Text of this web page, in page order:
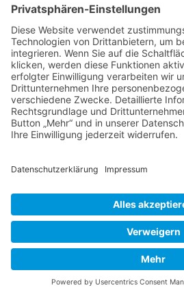
DIE LINKE. Schwalm-Eder
Steingasse 5
34613 Schwalmstadt
Tel.06691 8077899
info@die-linke-schwalm-eder.de
Gesetzliches
Impressum
Cookie-Einstellungen
© 2026 DIE LINKE. Schwalm-Eder